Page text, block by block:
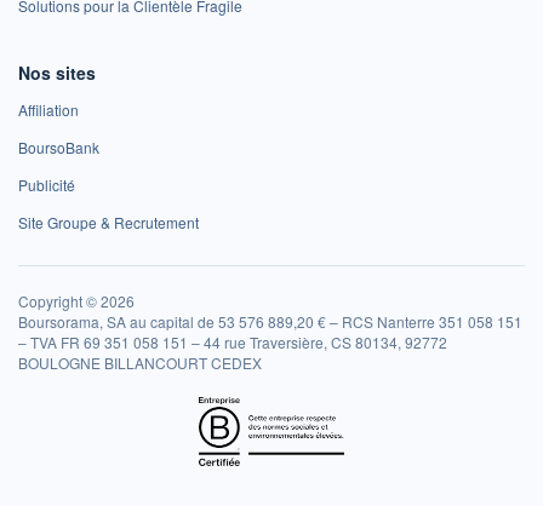
Solutions pour la Clientèle Fragile
Nos sites
Affiliation
BoursoBank
Publicité
Site Groupe & Recrutement
Copyright © 2026
Boursorama, SA au capital de 53 576 889,20 € – RCS Nanterre 351 058 151
– TVA FR 69 351 058 151 – 44 rue Traversière, CS 80134, 92772
BOULOGNE BILLANCOURT CEDEX